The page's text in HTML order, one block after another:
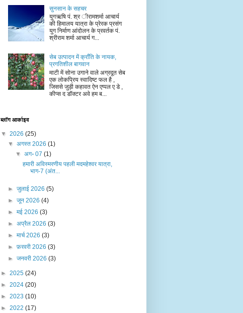
सुनसान के सहचर
युगऋषि पं. श्र ीरामशर्मा आचार्य
की हिमालय यात्रा के प्रेरक प्रसंग
युग निर्माण आंदोलन के प्रवर्तक पं.
श्रीराम शर्मा आचार्य ग...
सेब उत्पादन में क्राँति के नायक,
प्रगतिशील बागवान
माटी में सोना उगाने वाले अग्रदूत सेब
एक लोकप्रिय स्वादिष्ट फल है ,
जिससे जुड़ी कहावत ऐन एप्पल ए डे ,
कीप्स द डॉक्टर अवे हम ब...
ब्लॉग आर्काइव
▼ 2026 (25)
▼अगस्त 2026(1)
▼ अग॰ 07 (1)
हमारी अविस्मरणीय पहली मदमहेश्वर यात्रा,
भाग-7 (अंत...
►जुलाई 2026(5)
►जून 2026(4)
►मई 2026(3)
►अप्रैल 2026(3)
►मार्च 2026(3)
►फ़रवरी 2026(3)
►जनवरी 2026(3)
► 2025 (24)
► 2024 (20)
► 2023 (10)
► 2022 (17)